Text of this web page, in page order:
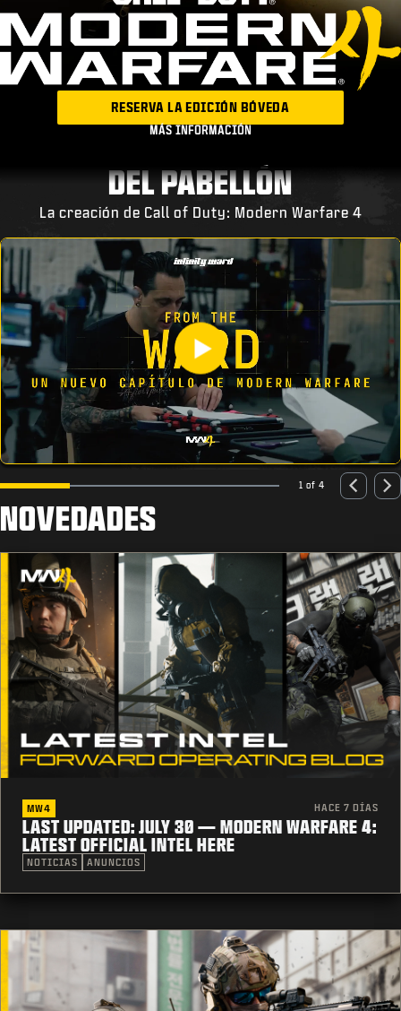
RESERVA LA EDICIÓN BÓVEDA
MÁS INFORMACIÓN
DEL PABELLÓN
La creación de Call of Duty: Modern Warfare 4
1 of 4
NOVEDADES
MW4 HACE 7 DÍAS
LAST UPDATED: JULY 30 — MODERN WARFARE 4:
LATEST OFFICIAL INTEL HERE
NOTICIAS ANUNCIOS